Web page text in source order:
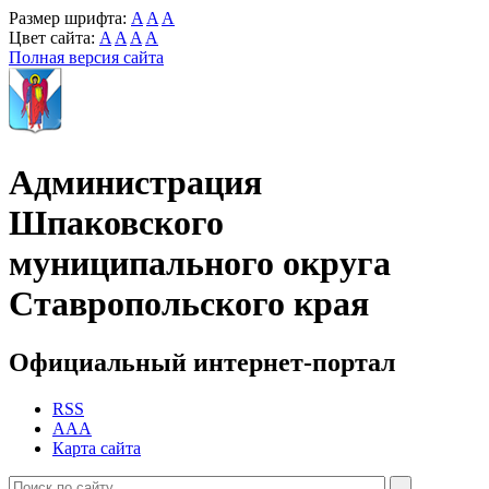
Размер шрифта: A A A
Цвет сайта: A A A A
Полная версия сайта
Администрация
Шпаковского
муниципального округа
Ставропольского края
Официальный интернет-портал
RSS
AAA
Карта сайта